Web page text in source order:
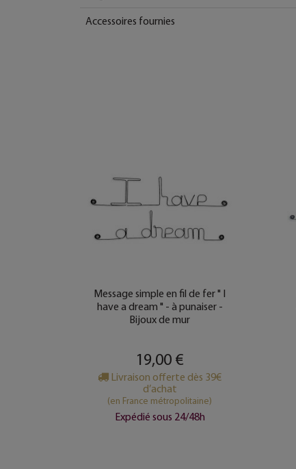
Accessoires fournies
Message simple en fil de fer " I
have a dream " - à punaiser -
Bijoux de mur
19,00 €
Livraison offerte dès 39€
d’achat
(en France métropolitaine)
Expédié sous 24/48h